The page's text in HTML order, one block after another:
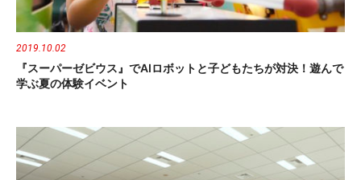
2019.10.02
『スーパーゼビウス』でAIロボットと子どもたちが対決！遊んで
学ぶ夏の体験イベント